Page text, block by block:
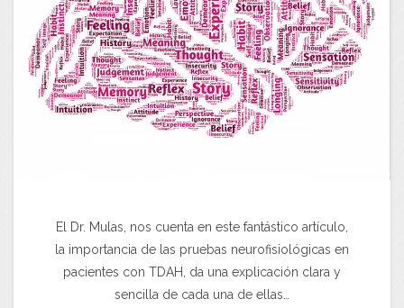
El Dr. Mulas, nos cuenta en este fantástico artículo,
la importancia de las pruebas neurofisiológicas en
pacientes con TDAH, da una explicación clara y
sencilla de cada una de ellas…